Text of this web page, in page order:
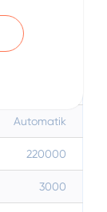
Automatik
220000
3000